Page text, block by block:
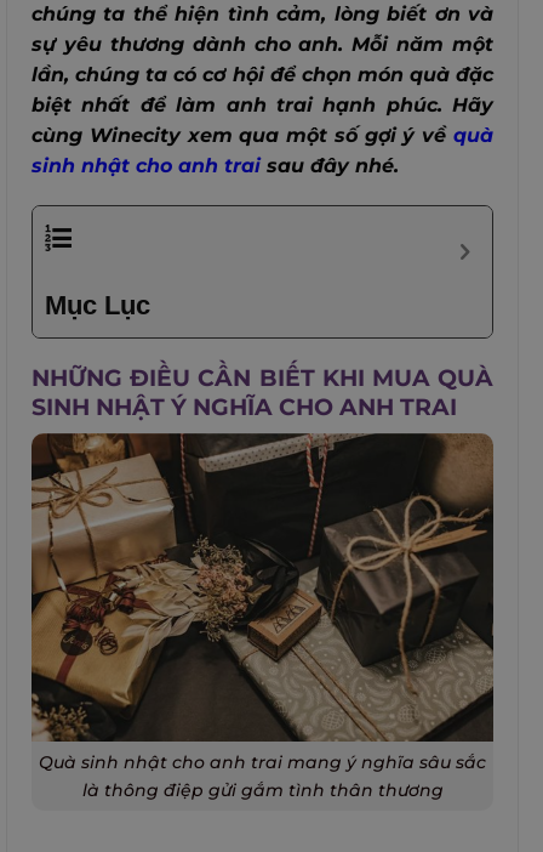
chúng ta thể hiện tình cảm, lòng biết ơn và
sự yêu thương dành cho anh. Mỗi năm một
lần, chúng ta có cơ hội để chọn món quà đặc
biệt nhất để làm anh trai hạnh phúc. Hãy
cùng Winecity xem qua một số gợi ý về quà
sinh nhật cho anh traisau đây nhé.
Mục Lục
NHỮNG ĐIỀU CẦN BIẾT KHI MUA QUÀ
SINH NHẬT Ý NGHĨA CHO ANH TRAI
Quà sinh nhật cho anh trai mang ý nghĩa sâu sắc
là thông điệp gửi gắm tình thân thương